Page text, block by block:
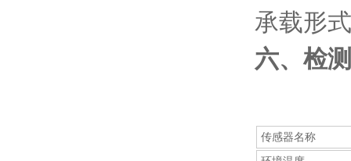
承载形
六、检
传感器名称